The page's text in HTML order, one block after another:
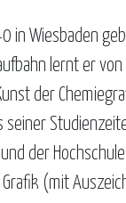
in Wiesbaden
lernt er von
der
seiner
der
(mit